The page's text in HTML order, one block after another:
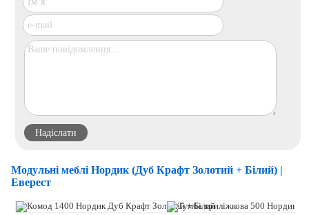
Модульні меблі Нордик (Дуб Крафт Золотий + Білий) |
Еверест